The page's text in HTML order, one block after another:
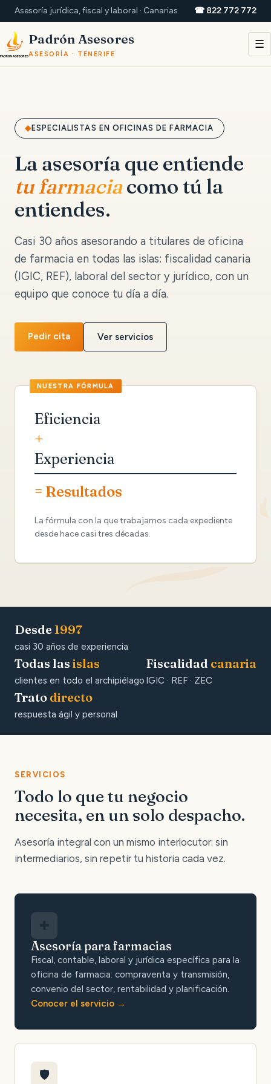
Asesoría jurídica, fiscal y laboral · Canarias ☎ 822 772 772
Padrón Asesores
ASESORÍA · TENERIFE
☰
ESPECIALISTAS EN OFICINAS DE FARMACIA
La asesoría que entiende
tu farmaciacomo tú la
entiendes.
Casi 30 años asesorando a titulares de oficina
de farmacia en todas las islas: fiscalidad canaria
(IGIC, REF), laboral del sector y jurídico, con un
equipo que conoce tu día a día.
Pedir cita Ver servicios
Eficiencia
+
Experiencia
= Resultados
La fórmula con la que trabajamos cada expediente
desde hace casi tres décadas.
Desde 1997
casi 30 años de experiencia
Todas las islas
clientes en todo el archipiélago
Fiscalidad canaria
IGIC · REF · ZEC
Trato directo
respuesta ágil y personal
SERVICIOS
Todo lo que tu negocio
necesita, en un solo despacho.
Asesoría integral con un mismo interlocutor: sin
intermediarios, sin repetir tu historia cada vez.
Asesoría para farmacias
Fiscal, contable, laboral y jurídica específica para la
oficina de farmacia: compraventa y transmisión,
convenio del sector, rentabilidad y planificación.
Conocer el servicio
🛡️